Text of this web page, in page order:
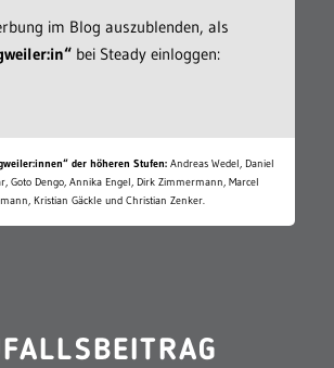
im Blog auszublenden, als
bei Steady einloggen:
der höheren Stufen: Andreas Wedel, Daniel
Goto Dengo, Annika Engel, Dirk Zimmermann, Marcel
Kristian Gäckle und Christian Zenker.